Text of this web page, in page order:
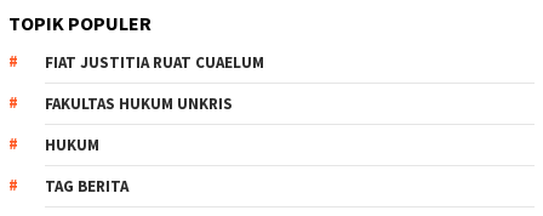
TOPIK POPULER
FIAT JUSTITIA RUAT CUAELUM
FAKULTAS HUKUM UNKRIS
HUKUM
TAG BERITA